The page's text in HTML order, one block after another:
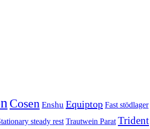
Cosen Enshu Equiptop Fast stödlager
steady rest Trautwein Parat Trident